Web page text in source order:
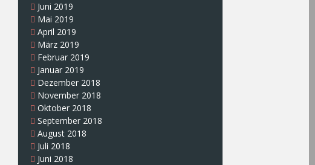
Juni 2019
Mai 2019
April 2019
März 2019
Februar 2019
Januar 2019
Dezember 2018
November 2018
Oktober 2018
September 2018
August 2018
Juli 2018
Juni 2018